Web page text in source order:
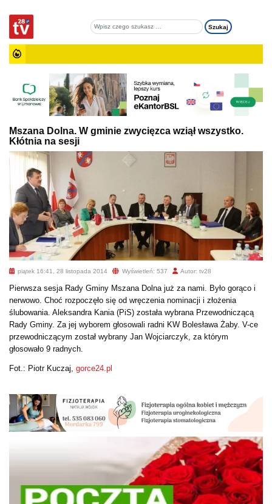
Mszana Dolna. W gminie zwycięzca wziął wszystko.
Kłótnia na sesji
piątek 16:41, 28 listopada 2014 Wyświetleń: 537 Autor: tv28
Pierwsza sesja Rady Gminy Mszana Dolna już za nami. Było gorąco i
nerwowo. Choć rozpoczęło się od wręczenia nominacji i złożenia
ślubowania. Aleksandra Kania (PiS) została wybrana Przewodniczącą
Rady Gminy. Za jej wyborem głosowali radni KW Bolesława Żaby. V-ce
przewodniczącym został wybrany Jan Wojciarczyk, za którym
głosowało 9 radnych.
Fot.: Piotr Kuczaj, gorce24.pl